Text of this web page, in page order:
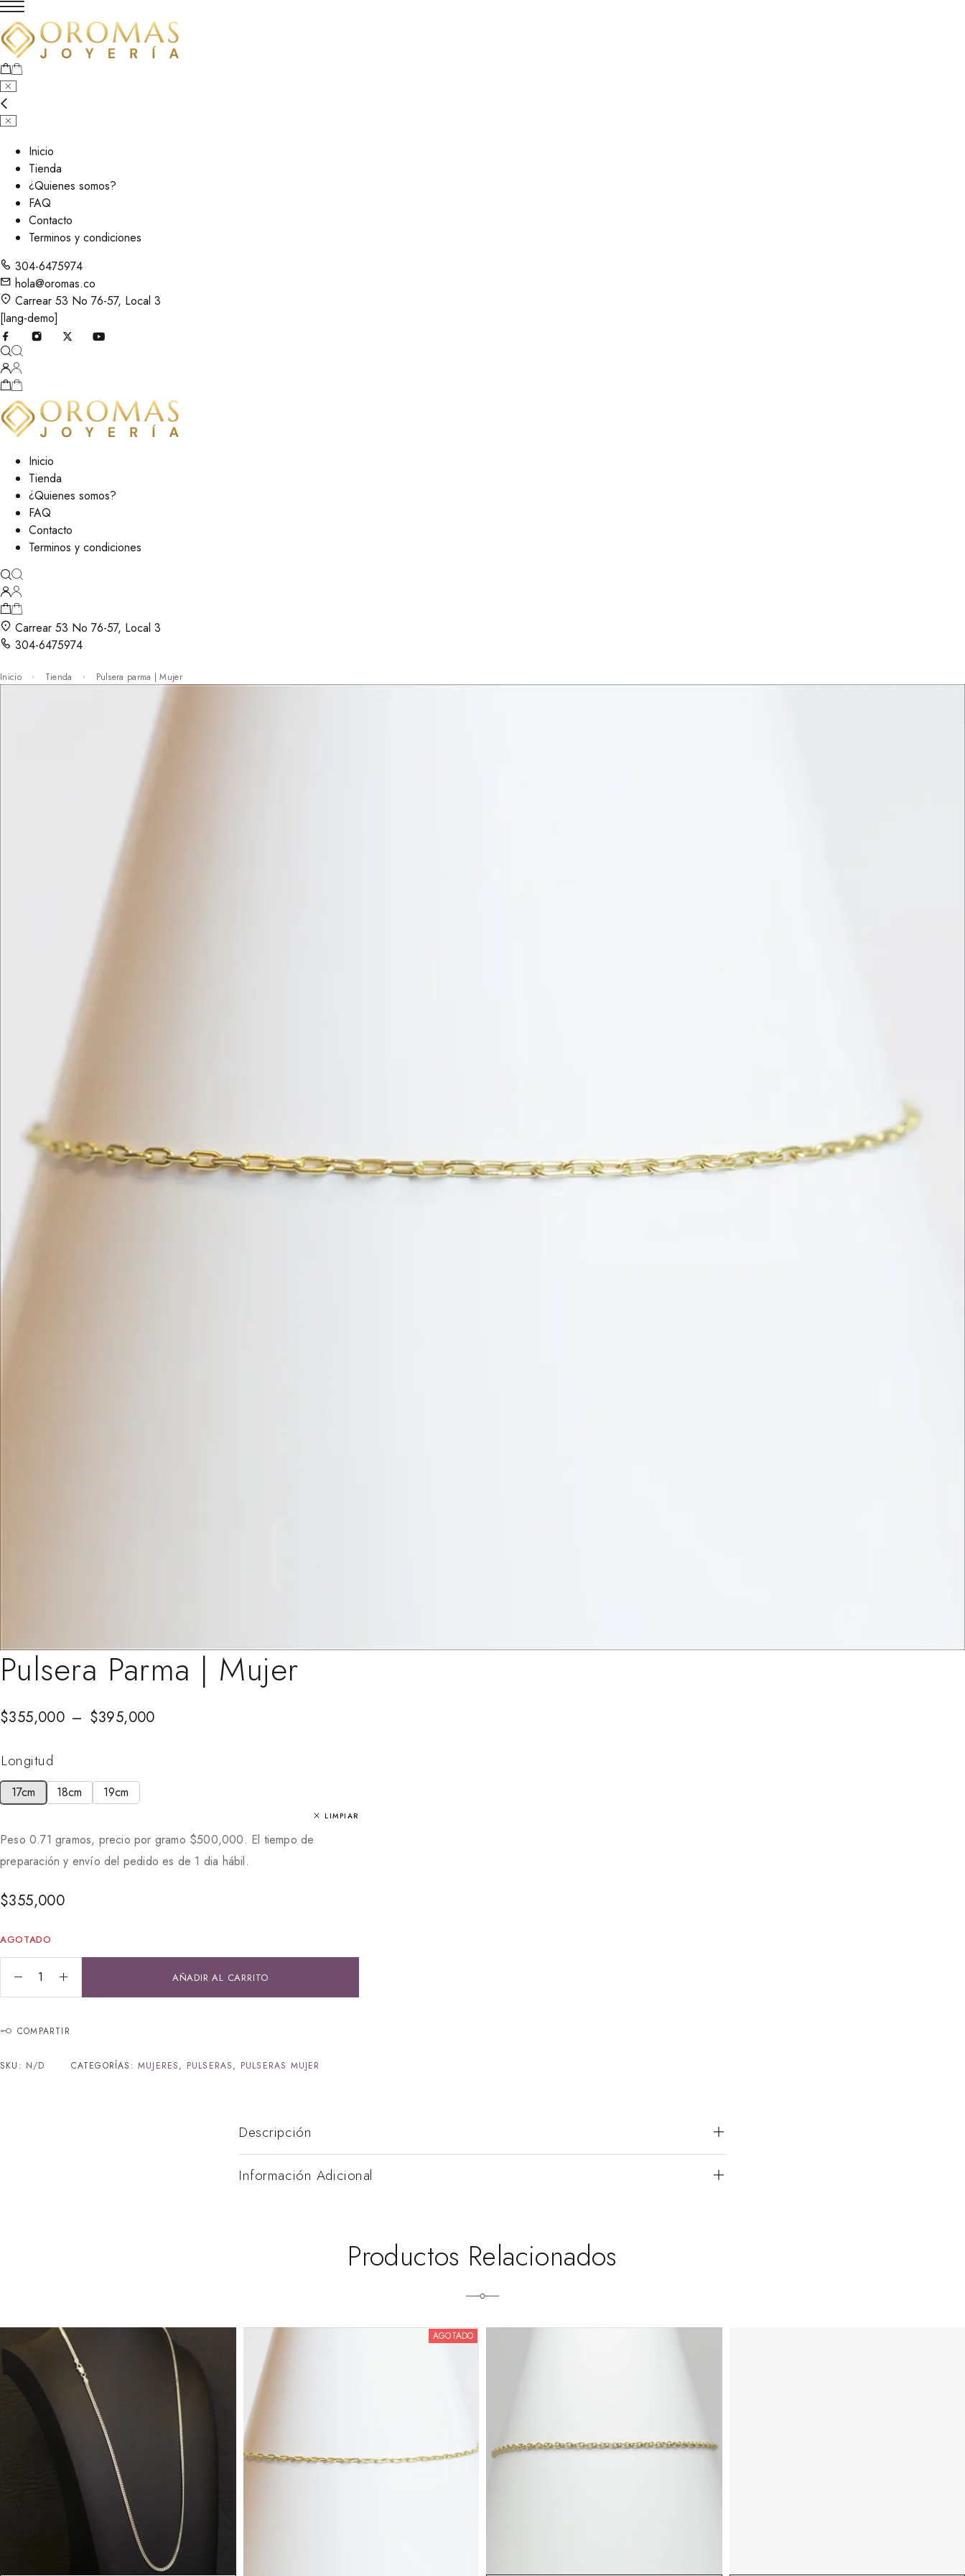
Inicio
Tienda
¿Quienes somos?
FAQ
Contacto
Terminos y condiciones
304-6475974
hola@oromas.co
Carrear 53 No 76-57, Local 3
[lang-demo]
Inicio
Tienda
¿Quienes somos?
FAQ
Contacto
Terminos y condiciones
Carrear 53 No 76-57, Local 3
304-6475974
Inicio Tienda Pulsera parma | Mujer
Pulsera Parma | Mujer
$355,000 – $395,000
Longitud
17cm 18cm 19cm
LIMPIAR
Peso 0.71 gramos, precio por gramo $500,000. El tiempo de
preparación y envío del pedido es de 1 dia hábil.
$355,000
AGOTADO
AÑADIR AL CARRITO
COMPARTIR
SKU: N/D CATEGORÍAS:MUJERES, PULSERAS, PULSERAS MUJER
Descripción
Información Adicional
Productos Relacionados
AGOTADO